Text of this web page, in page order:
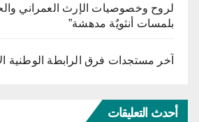
لروح وخصوصيات الإرث العمراني
بلمسات أنثويٌة مدهشة”
آخر مستجدات فرق الرابطة الوطنية
أحدث التعليقات